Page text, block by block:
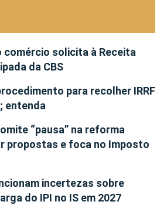
comércio solicita à Receita
da CBS
para recolher IRRF
entenda
“pausa” na reforma
propostas e foca no Imposto
incertezas sobre
do IPI no IS em 2027